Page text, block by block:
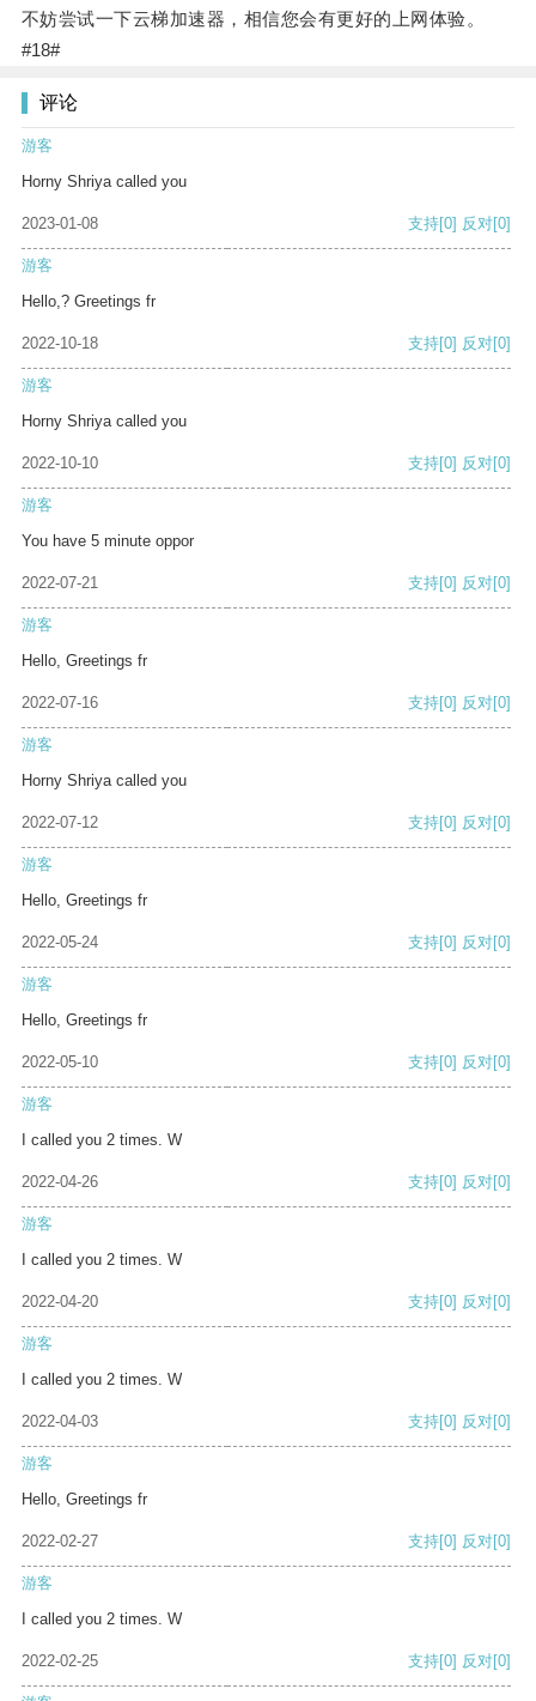
不妨尝试一下云梯加速器，相信您会有更好的上网体验。
#18#
评论
游客
Horny Shriya called you
2023-01-08 支持[0] 反对[0]
游客
Hello,? Greetings fr
2022-10-18 支持[0] 反对[0]
游客
Horny Shriya called you
2022-10-10 支持[0] 反对[0]
游客
You have 5 minute oppor
2022-07-21 支持[0] 反对[0]
游客
Hello, Greetings fr
2022-07-16 支持[0] 反对[0]
游客
Horny Shriya called you
2022-07-12 支持[0] 反对[0]
游客
Hello, Greetings fr
2022-05-24 支持[0] 反对[0]
游客
Hello, Greetings fr
2022-05-10 支持[0] 反对[0]
游客
I called you 2 times. W
2022-04-26 支持[0] 反对[0]
游客
I called you 2 times. W
2022-04-20 支持[0] 反对[0]
游客
I called you 2 times. W
2022-04-03 支持[0] 反对[0]
游客
Hello, Greetings fr
2022-02-27 支持[0] 反对[0]
游客
I called you 2 times. W
2022-02-25 支持[0] 反对[0]